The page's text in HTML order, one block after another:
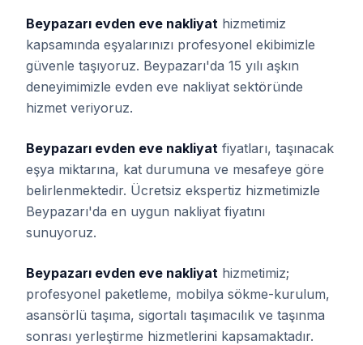
Beypazarı evden eve nakliyat hizmetimiz
kapsamında eşyalarınızı profesyonel ekibimizle
güvenle taşıyoruz. Beypazarı'da 15 yılı aşkın
deneyimimizle evden eve nakliyat sektöründe
hizmet veriyoruz.
Beypazarı evden eve nakliyat fiyatları, taşınacak
eşya miktarına, kat durumuna ve mesafeye göre
belirlenmektedir. Ücretsiz ekspertiz hizmetimizle
Beypazarı'da en uygun nakliyat fiyatını
sunuyoruz.
Beypazarı evden eve nakliyat hizmetimiz;
profesyonel paketleme, mobilya sökme-kurulum,
asansörlü taşıma, sigortalı taşımacılık ve taşınma
sonrası yerleştirme hizmetlerini kapsamaktadır.